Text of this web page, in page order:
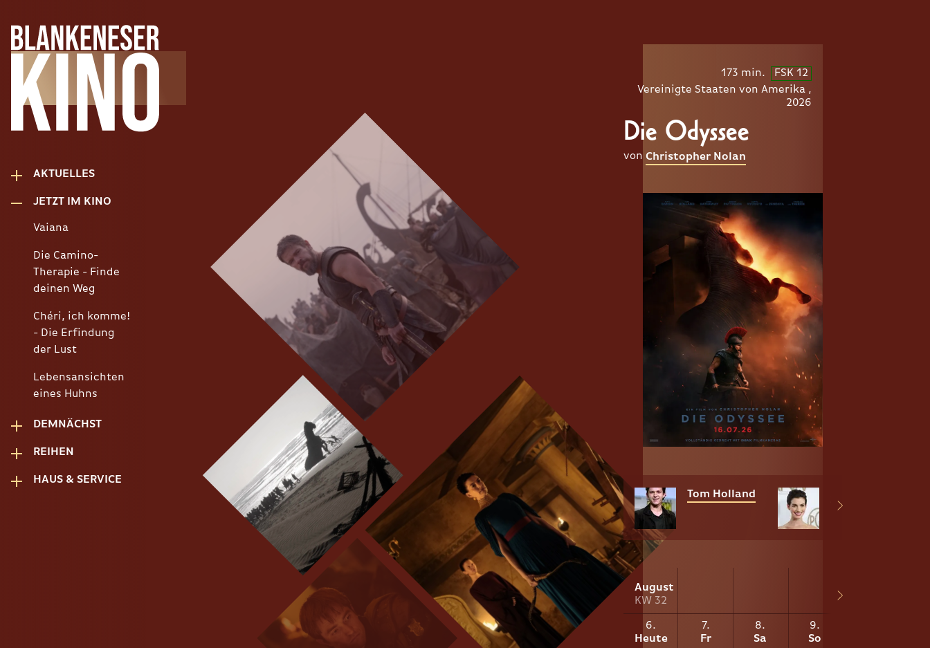
AKTUELLES
JETZT IM KINO
Vaiana
Die Camino-
Therapie - Finde
deinen Weg
Chéri, ich komme!
- Die Erfindung
der Lust
Lebensansichten
eines Huhns
Die Odyssee
The Invite
DEMNÄCHST
REIHEN
HAUS & SERVICE
173 min.
FSK 12
Vereinigte Staaten von Amerika ,
2026
Die Odyssee
vonChristopher Nolan
Tom Holland
August
KW 32
6.
Heute
7.
Fr
8.
Sa
9.
So